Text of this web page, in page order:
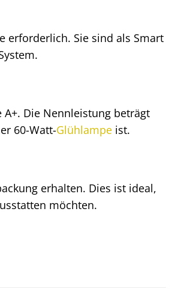
erforderlich. Sie sind als Smart
Die Nennleistung beträgt
60-Watt-Glühlampe ist.
erhalten. Dies ist ideal,
möchten.